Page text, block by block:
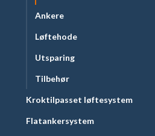
Ankere
Løftehode
Utsparing
Tilbehør
Kroktilpasset løftesystem
Flatankersystem